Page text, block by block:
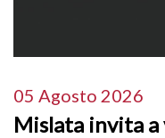
05 Agosto 2026
Mislata invita